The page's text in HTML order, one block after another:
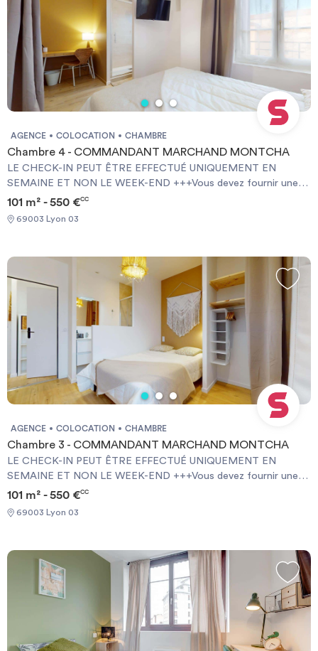
AGENCE COLOCATION CHAMBRE
Chambre 4 - COMMANDANT MARCHAND MONTCHA
LE CHECK-IN PEUT ÊTRE EFFECTUÉ UNIQUEMENT EN
SEMAINE ET NON LE WEEK-END +++Vous devez fournir une
Garantie Visale obligatoirement et une assurance habitation+++
[ENG] CHECK-IN CAN ONLY BE DONE ON WEEKDAYS AND
NOT AT WEEKENDS +++You must provide a Visale Guarantee
101 m² - 550 €CC
69003 Lyon 03
AGENCE COLOCATION CHAMBRE
Chambre 3 - COMMANDANT MARCHAND MONTCHA
LE CHECK-IN PEUT ÊTRE EFFECTUÉ UNIQUEMENT EN
SEMAINE ET NON LE WEEK-END +++Vous devez fournir une
Garantie Visale obligatoirement et une assurance habitation+++
[ENG] CHECK-IN CAN ONLY BE DONE ON WEEKDAYS AND
NOT AT WEEKENDS +++You must provide a Visale Guarantee
101 m² - 550 €CC
69003 Lyon 03